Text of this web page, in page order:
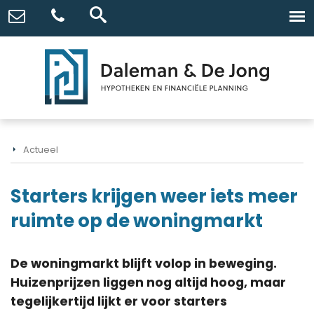
Actueel
Starters krijgen weer iets meer
ruimte op de woningmarkt
De woningmarkt blijft volop in beweging.
Huizenprijzen liggen nog altijd hoog, maar
tegelijkertijd lijkt er voor starters